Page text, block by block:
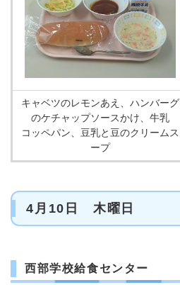
キャベツのレモンあえ、ハンバーグ
のケチャップソースかけ、牛乳
コッペパン、豆乳と豆のクリームス
ープ
4月10日 木曜日
西部学校給食センター